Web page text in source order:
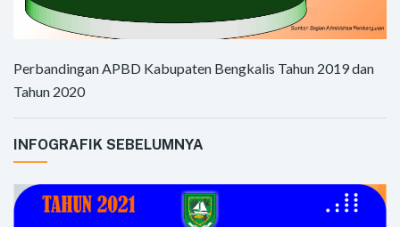
Perbandingan APBD Kabupaten Bengkalis Tahun 2019 dan
Tahun 2020
INFOGRAFIK SEBELUMNYA